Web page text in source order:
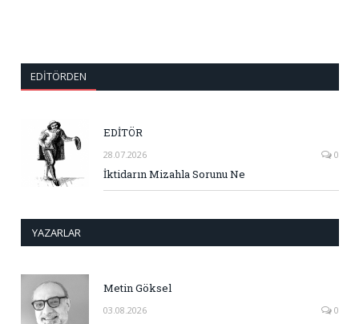
EDITÖRDEN
EDİTÖR
28.07.2026 0
İktidarın Mizahla Sorunu Ne
YAZARLAR
Metin Göksel
03.08.2026 0